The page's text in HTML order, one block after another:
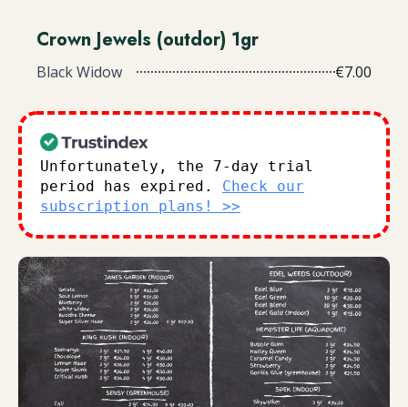
Crown Jewels (outdor) 1gr
Black Widow €7.00
Unfortunately, the 7-day trial
period has expired. Check our
subscription plans! >>